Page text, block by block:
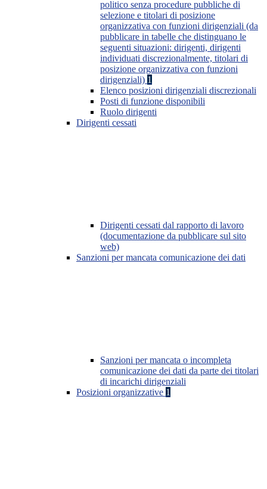
politico senza procedure pubbliche di
selezione e titolari di posizione
organizzativa con funzioni dirigenziali (da
pubblicare in tabelle che distinguano le
seguenti situazioni: dirigenti, dirigenti
individuati discrezionalmente, titolari di
posizione organizzativa con funzioni
dirigenziali) 1
Elenco posizioni dirigenziali discrezionali
Posti di funzione disponibili
Ruolo dirigenti
Dirigenti cessati
Dirigenti cessati dal rapporto di lavoro
(documentazione da pubblicare sul sito
web)
Sanzioni per mancata comunicazione dei dati
Sanzioni per mancata o incompleta
comunicazione dei dati da parte dei titolari
di incarichi dirigenziali
Posizioni organizzative 1